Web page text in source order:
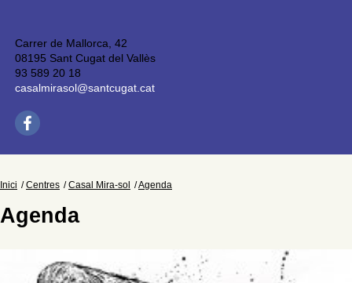
Carrer de Mallorca, 42
08195 Sant Cugat del Vallès
93 589 20 18
casalmirasol@santcugat.cat
Inici Centres Casal Mira-sol Agenda
Agenda